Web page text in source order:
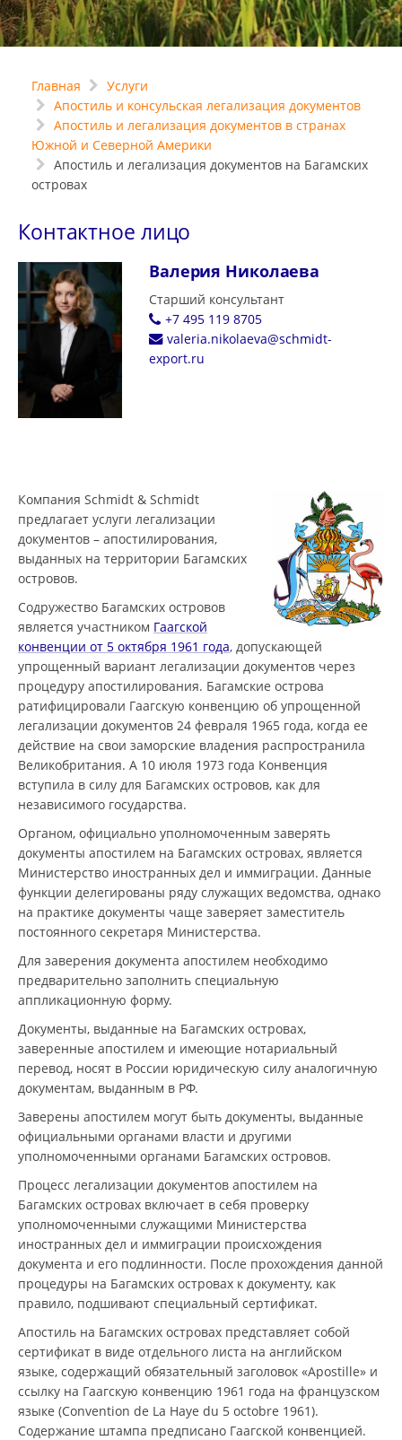
Главная
Услуги
Апостиль и консульская легализация документов
Апостиль и легализация документов в странах
Южной и Северной Америки
Апостиль и легализация документов на Багамских
островах
Контактное лицо
Валерия Николаева
Старший консультант
+7 495 119 8705
valeria.nikolaeva@schmidt-
export.ru
Компания Schmidt & Schmidt
предлагает услуги легализации
документов – апостилирования,
выданных на территории Багамских
островов.
Содружество Багамских островов
является участником Гаагской
конвенции от 5 октября 1961 года, допускающей
упрощенный вариант легализации документов через
процедуру апостилирования. Багамские острова
ратифицировали Гаагскую конвенцию об упрощенной
легализации документов 24 февраля 1965 года, когда ее
действие на свои заморские владения распространила
Великобритания. А 10 июля 1973 года Конвенция
вступила в силу для Багамских островов, как для
независимого государства.
Органом, официально уполномоченным заверять
документы апостилем на Багамских островах, является
Министерство иностранных дел и иммиграции. Данные
функции делегированы ряду служащих ведомства, однако
на практике документы чаще заверяет заместитель
постоянного секретаря Министерства.
Для заверения документа апостилем необходимо
предварительно заполнить специальную
аппликационную форму.
Документы, выданные на Багамских островах,
заверенные апостилем и имеющие нотариальный
перевод, носят в России юридическую силу аналогичную
документам, выданным в РФ.
Заверены апостилем могут быть документы, выданные
официальными органами власти и другими
уполномоченными органами Багамских островов.
Процесс легализации документов апостилем на
Багамских островах включает в себя проверку
уполномоченными служащими Министерства
иностранных дел и иммиграции происхождения
документа и его подлинности. После прохождения данной
процедуры на Багамских островах к документу, как
правило, подшивают специальный сертификат.
Апостиль на Багамских островах представляет собой
сертификат в виде отдельного листа на английском
языке, содержащий обязательный заголовок «Apostille» и
ссылку на Гаагскую конвенцию 1961 года на французском
языке (Convention de La Haye du 5 octobre 1961).
Содержание штампа предписано Гаагской конвенцией.